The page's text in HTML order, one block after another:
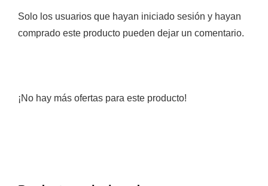
Solo los usuarios que hayan iniciado sesión y hayan
comprado este producto pueden dejar un comentario.
¡No hay más ofertas para este producto!